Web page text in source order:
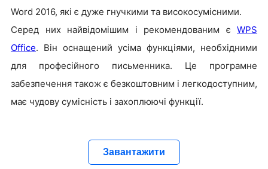
Word 2016, які є дуже гнучкими та високосумісними.
Серед них найвідомішим і рекомендованим є WPS
Office. Він оснащений усіма функціями, необхідними
для професійного письменника. Це програмне
забезпечення також є безкоштовним і легкодоступним,
має чудову сумісність і захоплюючі функції.
Завантажити